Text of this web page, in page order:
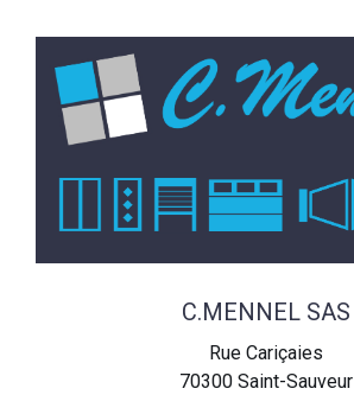
C.MENNEL SAS
Rue Cariçaies
70300 Saint-Sauveur